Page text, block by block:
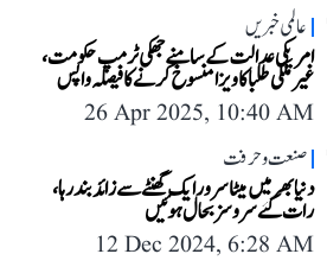
عالمی خبریں
امریکی عدالت کے سامنے جھکی ٹرمپ حکومت،
غیر ملکی طلبا کا ویزا منسوخ کرنے کا فیصلہ واپس
26 Apr 2025, 10:40 AM
صنعت و حرفت
دنیا بھر میں میٹا سرور ایک گھنٹے سے زائد بند رہا،
رات گئے سروسز بحال ہوئیں
12 Dec 2024, 6:28 AM